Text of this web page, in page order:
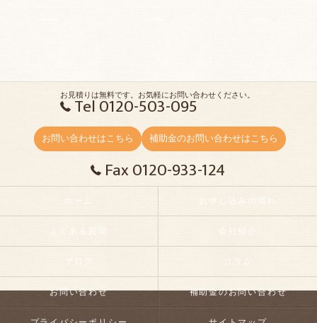
お見積りは無料です。お気軽にお問い合わせください。
Tel 0120-503-095
お問い合わせはこちら 補助金のお問い合わせはこちら
Fax 0120-933-124
ホーム お申し込みの流れ
よくある質問 会社紹介
ブログ コラム
お問い合わせ 補助金のお問い合わせ